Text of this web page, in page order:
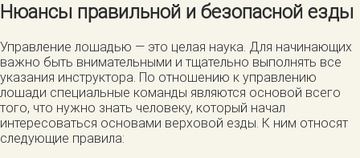
Нюансы правильной и безопасной езды
Управление лошадью — это целая наука. Для начинающих
важно быть внимательными и тщательно выполнять все
указания инструктора. По отношению к управлению
лошади специальные команды являются основой всего
того, что нужно знать человеку, который начал
интересоваться основами верховой езды. К ним относят
следующие правила: